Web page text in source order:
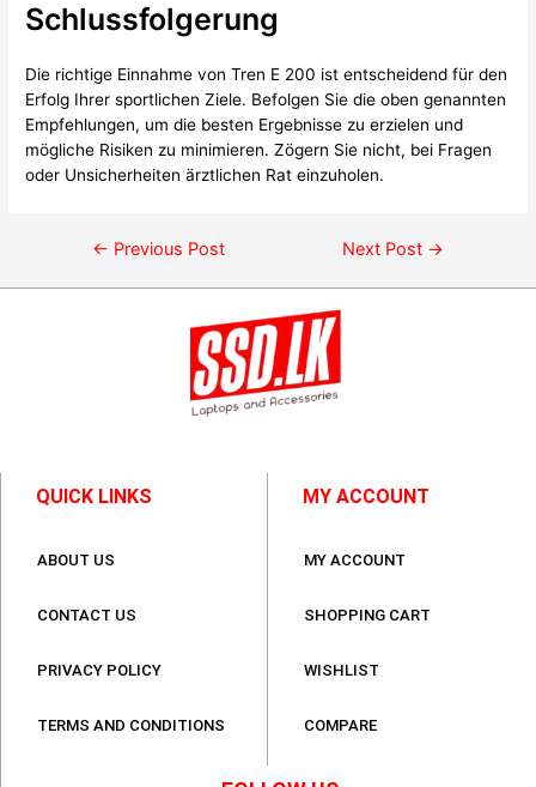
Schlussfolgerung
Die richtige Einnahme von Tren E 200 ist entscheidend für den
Erfolg Ihrer sportlichen Ziele. Befolgen Sie die oben genannten
Empfehlungen, um die besten Ergebnisse zu erzielen und
mögliche Risiken zu minimieren. Zögern Sie nicht, bei Fragen
oder Unsicherheiten ärztlichen Rat einzuholen.
← Previous Post Next Post →
QUICK LINKS
ABOUT US
CONTACT US
PRIVACY POLICY
TERMS AND CONDITIONS
MY ACCOUNT
MY ACCOUNT
SHOPPING CART
WISHLIST
COMPARE